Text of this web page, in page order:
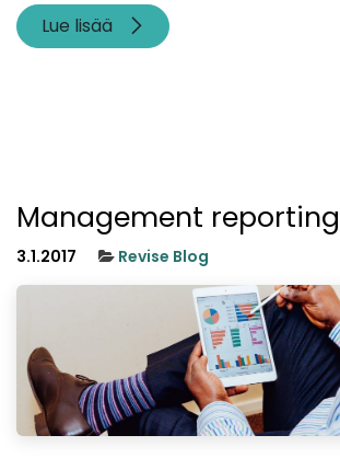
Lue lisää
Management reporting
3.1.2017 Revise Blog